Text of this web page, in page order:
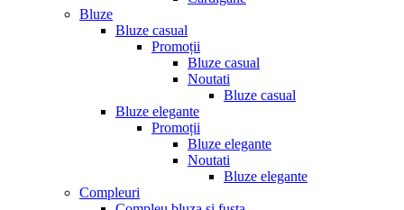
Bluze
Bluze casual
Promoții
Bluze casual
Noutati
Bluze casual
Bluze elegante
Promoții
Bluze elegante
Noutati
Bluze elegante
Compleuri